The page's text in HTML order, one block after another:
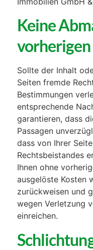
Keine
Sollte der Inhalt
Seiten fremde
Bestimmungen
entsprechende
garantieren, dass
Passagen
dass von Ihrer
Rechtsbeistandes
Ihnen ohne
ausgelöste Kosten
zurückweisen und
wegen Verletzung
einreichen.